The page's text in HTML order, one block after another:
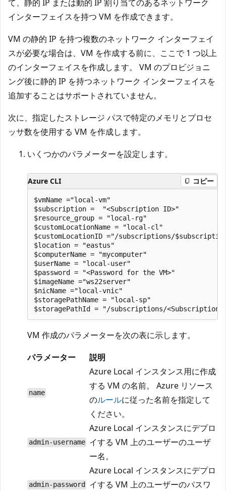
て、静的 IP または動的 IP 割り当てのあるネットワーク
インターフェイスを持つ VM を作成できます。
VM の静的 IP を持つ複数のネットワーク インターフェイ
スが必要な場合は、VM を作成する前に、ここで 1 つ以上
のインターフェイスを作成します。 VM のプロビジョニ
ング後に静的 IP を持つネットワーク インターフェイスを
追加することはサポートされていません。
次に、指定したストレージ パスで特定のメモリとプロセ
ッサ数を使用する VM を作成します。
いくつかのパラメーターを設定します。
Azure CLI コピー
$vmName ="local-vm"
$subscription =  "<Subscription ID>"
$resource_group = "local-rg"
$customLocationName = "local-cl"
$customLocationID ="/subscriptions/
$location = "eastus"
$computerName = "mycomputer"
$userName = "local-user"
$password = "<Password for the VM>"
$imageName ="ws22server"
$nicName ="local-vnic"
$storagePathName = "local-sp"
VM 作成のパラメーターを次の表に示します。
パラメーター
説明
name
Azure Local インスタンス用に作成
する VM の名前。 Azure リソース
のルールに従った名前を指定して
ください。
admin-username
Azure Local インスタンスにデプロ
イする VM 上のユーザーのユーザ
ー名。
admin-password
Azure Local インスタンスにデプロ
イする VM 上のユーザーのパスワ